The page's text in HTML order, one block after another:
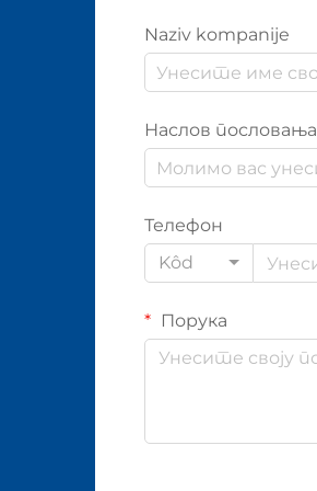
Naziv kompanije
Наслов пословања
Телефон
Kôd
Порука